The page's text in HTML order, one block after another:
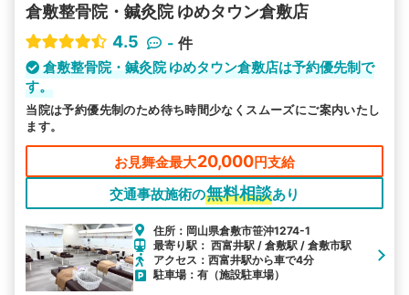
倉敷整骨院・鍼灸院 ゆめタウン倉敷店
4.5
- 件
倉敷整骨院・鍼灸院 ゆめタウン倉敷店は予約優先制で
す。
当院は予約優先制のため待ち時間少なくスムーズにご案内いたし
ます。
お見舞金最大20,000円支給
交通事故施術の無料相談あり
住所：岡山県倉敷市笹沖1274-1
最寄り駅： 西富井駅 / 倉敷駅 / 倉敷市駅
アクセス：西富井駅から車で4分
駐車場：有（施設駐車場）